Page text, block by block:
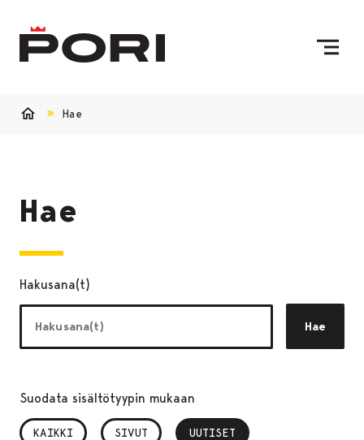
Hae
Hae
Hakusana(t)
Hae
Suodata sisältötyypin mukaan
KAIKKI SIVUT UUTISET
, VALITTU